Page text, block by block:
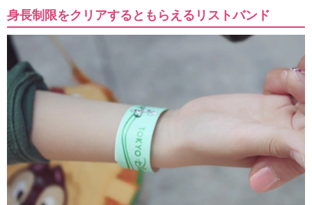
身長制限をクリアするともらえるリストバンド